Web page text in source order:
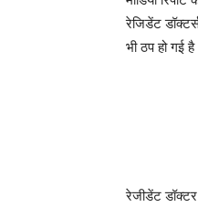
रेजिडेंट
भी ठप हो गई
रेजीडेंट